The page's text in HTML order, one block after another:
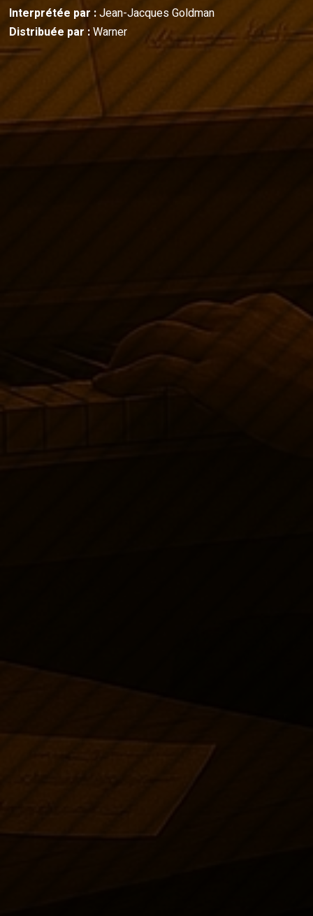
Interprétée par :Jean-Jacques Goldman
Distribuée par :Warner